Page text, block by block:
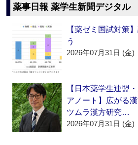
薬事日報 薬学生新聞デジタル
【薬ゼミ国試対策
う
2026年07月31日 (金)
【日本薬学生連盟
アノート】広がる
ツムラ漢方研究…
2026年07月31日 (金)